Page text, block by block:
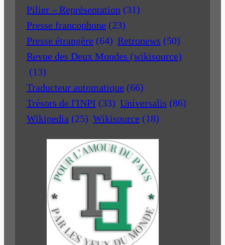
Pilier – Représentation (31)
Presse francophone (23)
Presse étrangère (64) Retronews (50)
Revue des Deux Mondes (wikisource)
(13)
Traducteur automatique (66)
Trésors de l'INPI (33) Universalis (86)
Wikipedia (25) Wikisource (18)